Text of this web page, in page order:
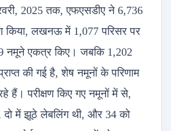
2025 तक, एफएसडीए ने 6,736
किया, लखनऊ में 1,077 परिसर पर
नमूने एकत्र किए। जबकि 1,202
की गई है, शेष नमूनों के परिणाम
हैं। परीक्षण किए गए नमूनों में से,
दो में झूठे लेबलिंग थी, और 34 को